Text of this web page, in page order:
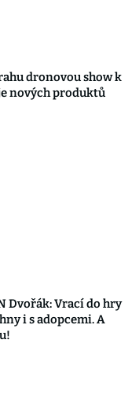
dronovou show k
nových produktů
Dvořák: Vrací do hry
i s adopcemi. A